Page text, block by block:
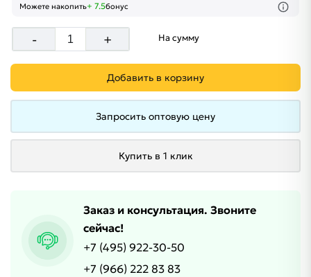
Можете накопить+ 7.5бонус
- + На сумму
Добавить в корзину
Запросить оптовую цену
Купить в 1 клик
Заказ и консультация. Звоните
сейчас!
+7 (495) 922-30-50
+7 (966) 222 83 83